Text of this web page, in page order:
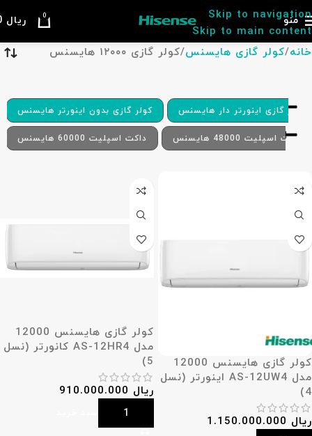
Skip to navigation
Skip to main content
منو 0 ریال
خانه کولر گازی هایسنس کولر گازی ۱۲۰۰۰ هایسنس
کولر گازی اینورتر دار هایسنس کولر گازی بدون اینورتر هایسنس
داکت اسپلیت 48000 هایسنس داکت اسپلیت 60000 هایسنس
کولر گازی هایسنس 12000
مدل AS-12UW4 اینورتر (نسل
4)
ریال
کولر گازی هایسنس 12000
مدل AS-12HR4 کانورتر (نسل
5)
ریال
افزودن به سبد خرید